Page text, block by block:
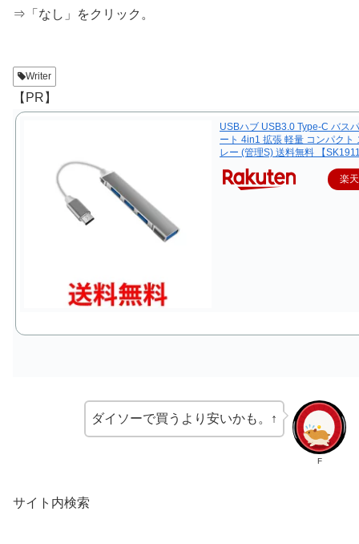
⇒「なし」をクリック。
Writer
【PR】
USBハブ USB3.0 Type-C バス
ート 4in1 拡張 軽量 コンパクト
レー (管理S) 送料無料 【
楽
F
ダイソーで買うより安いかも。↑
サイト内検索